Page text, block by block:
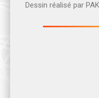
Dessin réalisé par